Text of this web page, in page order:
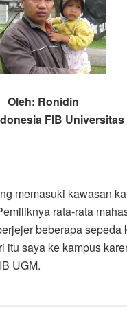
Oleh: Ronidin
FIB
memasuki kawasan
rata-rata
beberapa
saya ke kampus
UGM.